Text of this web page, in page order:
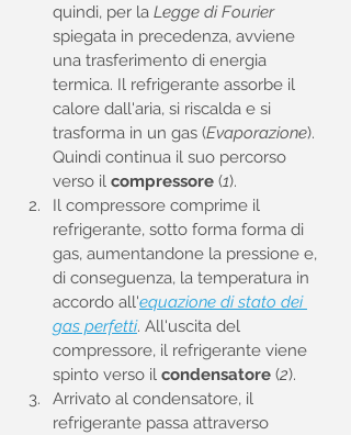
quindi, per la Legge di Fourier
spiegata in precedenza, avviene
una trasferimento di energia
termica. Il refrigerante assorbe il
calore dall'aria, si riscalda e si
trasforma in un gas (Evaporazione).
Quindi continua il suo percorso
verso il compressore (1).
Il compressore comprime il
refrigerante, sotto forma forma di
gas, aumentandone la pressione e,
di conseguenza, la temperatura in
accordo all'equazione di stato dei
gas perfetti. All'uscita del
compressore, il refrigerante viene
spinto verso il condensatore (2).
Arrivato al condensatore, il
refrigerante passa attraverso